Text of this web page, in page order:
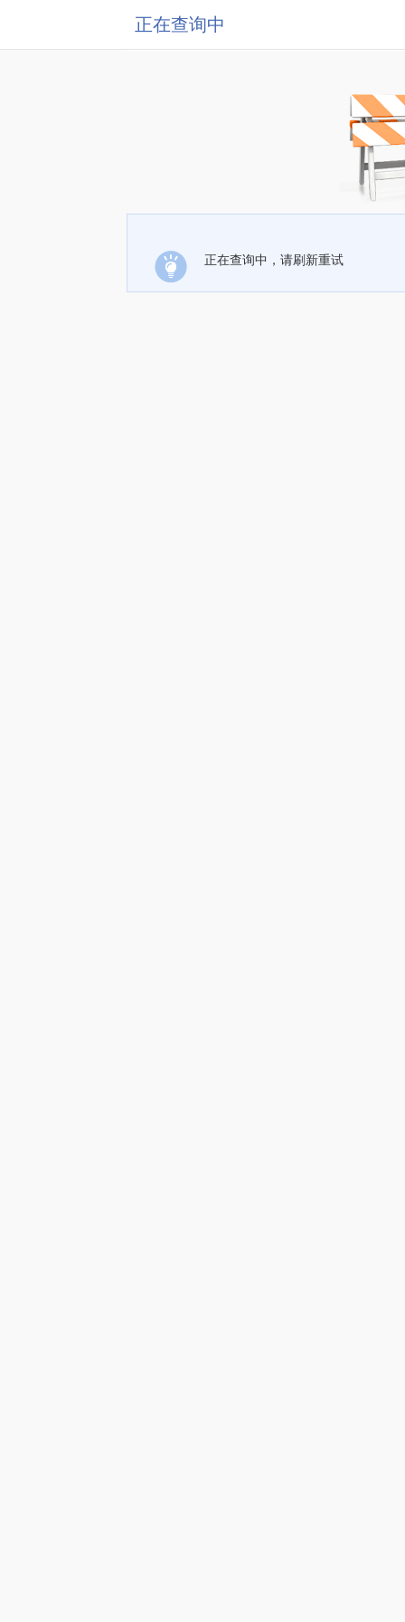
正在查询中
正在查询中，请刷新重试